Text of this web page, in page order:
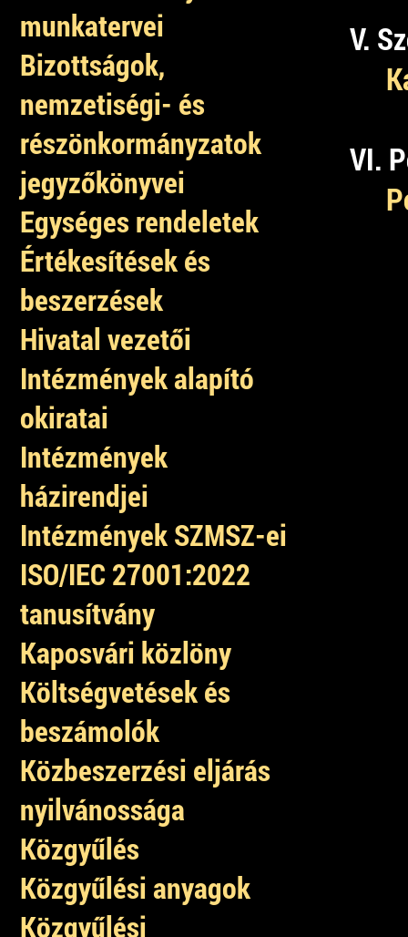
munkatervei
Bizottságok,
nemzetiségi- és
részönkormányzatok
jegyzőkönyvei
Egységes rendeletek
Értékesítések és
beszerzések
Hivatal vezetői
Intézmények alapító
okiratai
Intézmények
házirendjei
Intézmények SZMSZ-ei
ISO/IEC 27001:2022
tanusítvány
Kaposvári közlöny
Költségvetések és
beszámolók
Közbeszerzési eljárás
nyilvánossága
Közgyűlés
Közgyűlési anyagok
Közgyűlési
V.
VI.